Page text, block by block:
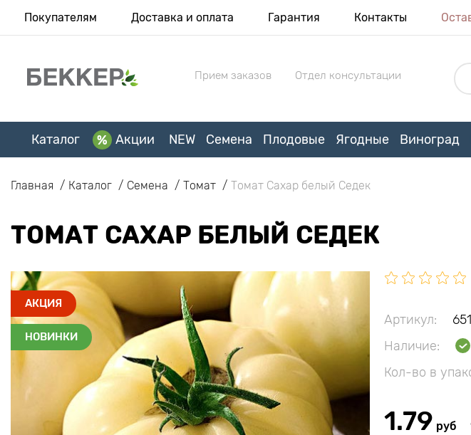
Покупателям Доставка и оплата Гарантия Контакты
Прием заказов Отдел консультации
Каталог Акции NEW Семена Плодовые Ягодные Виноград
Главная Каталог Семена Томат Томат Сахар белый Седек
ТОМАТ САХАР БЕЛЫЙ СЕДЕК
АКЦИЯ
НОВИНКИ
Артикул:
Наличие:
Кол-во в
1.79 руб